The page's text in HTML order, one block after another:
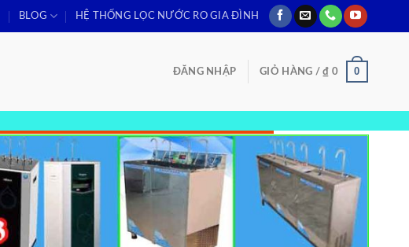
BLOG HỆ THỐNG LỌC NƯỚC RO GIA ĐÌNH
ĐĂNG NHẬP GIỎ HÀNG /₫ 0 0